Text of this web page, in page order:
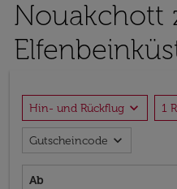
Nouakchott
Hin- und Rückflug expand_more 1
Gutscheincode expand_more
Ab